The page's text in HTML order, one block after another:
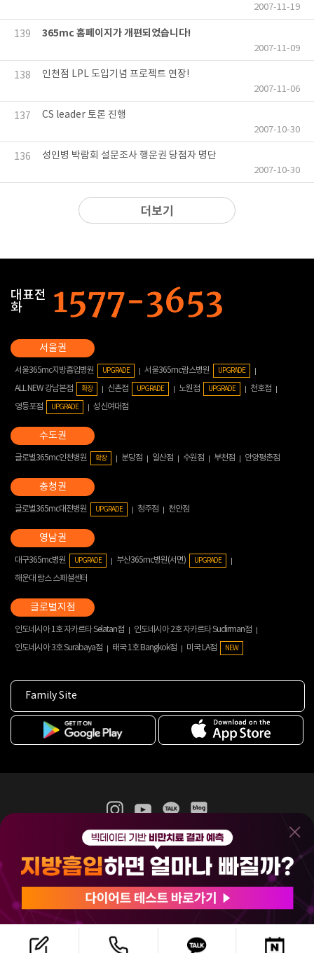
2007-11-19
139 365mc 홈페이지가 개편되었습니다!
2007-11-09
138 인천점 LPL 도입기념 프로젝트 연장!
2007-11-06
137 CS leader 토론 진행
2007-10-30
136 성인병 박람회 설문조사 행운권 당첨자 명단
2007-10-30
더보기
대표전
화
서울365mc지방흡입병원 UPGRADE 서울365mc람스병원 UPGRADE
ALL NEW 강남본점 확장 신촌점 UPGRADE 노원점 UPGRADE
천호점
영등포점
UPGRADE 성신여대점
글로벌365mc인천병원 확장 분당점 일산점 수원점 부천점 안양평촌점
글로벌365mc대전병원 UPGRADE 청주점 천안점
대구365mc병원 UPGRADE 부산365mc병원(서면) UPGRADE
해운대 람스 스페셜센터
인도네시아 1호 자카르타 Selatan점
인도네시아 2호 자카르타 Sudirman점
인도네시아 3호 Surabaya점
태국 1호 Bangkok점 미국 LA점 NEW
Family Site
365mc 병·의원 이용약관
홈페이지 이용약관
비급여진료수가
(주)365mcㅣ서울특별시 서초구 서초대로52길 7, 3~4층(서초동, 제일빌딩)
120-87-04354ㅣ김남철
COPYRIGHT(C) 2025 365mc. ALL RIGHTS RESERVED.